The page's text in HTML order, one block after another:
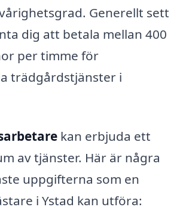
Generellt sett
dig att betala mellan 400
per timme för
trädgårdstjänster i
kan erbjuda ett
av tjänster. Här är några
uppgifterna som en
i Ystad kan utföra: